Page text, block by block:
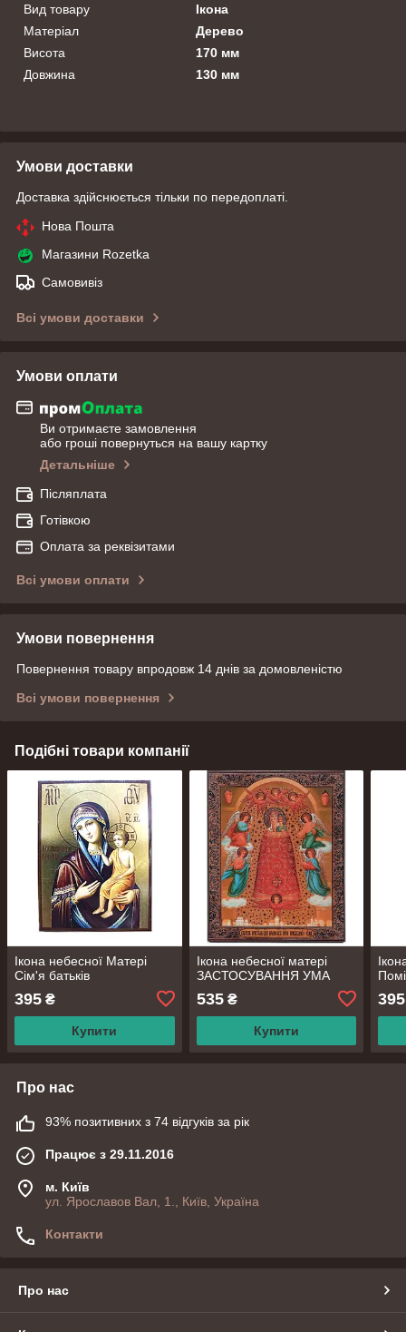
Вид товару
Ікона
Матеріал
Дерево
Висота
170 мм
Довжина
130 мм
Умови доставки
Доставка здійснюється тільки по передоплаті.
Нова Пошта
Магазини Rozetka
Самовивіз
Всі умови доставки
Умови оплати
Ви отримаєте замовлення
або гроші повернуться на вашу картку
Детальніше
Післяплата
Готівкою
Оплата за реквізитами
Всі умови оплати
Умови повернення
Повернення товару впродовж 14 днів за домовленістю
Всі умови повернення
Подібні товари компанії
Ікона небесної Матері
Сім'я батьків
395 ₴
Купити
Ікона небесної матері
ЗАСТОСУВАННЯ УМА
535₴
Купити
395
Про нас
93% позитивних з 74 відгуків за рік
Працює з 29.11.2016
м. Київ
ул. Ярославов Вал, 1., Київ, Україна
Контакти
Про нас